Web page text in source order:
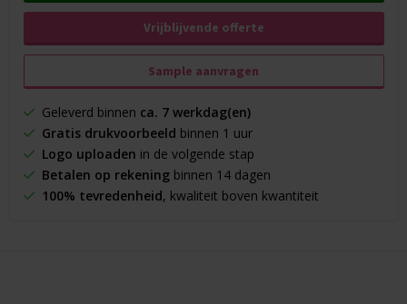
Vrijblijvende offerte
Sample aanvragen
Geleverd binnen ca. 7 werkdag(en)
Gratis drukvoorbeeld binnen 1 uur
Logo uploaden in de volgende stap
Betalen op rekeningbinnen 14 dagen
100% tevredenheid, kwaliteit boven kwantiteit